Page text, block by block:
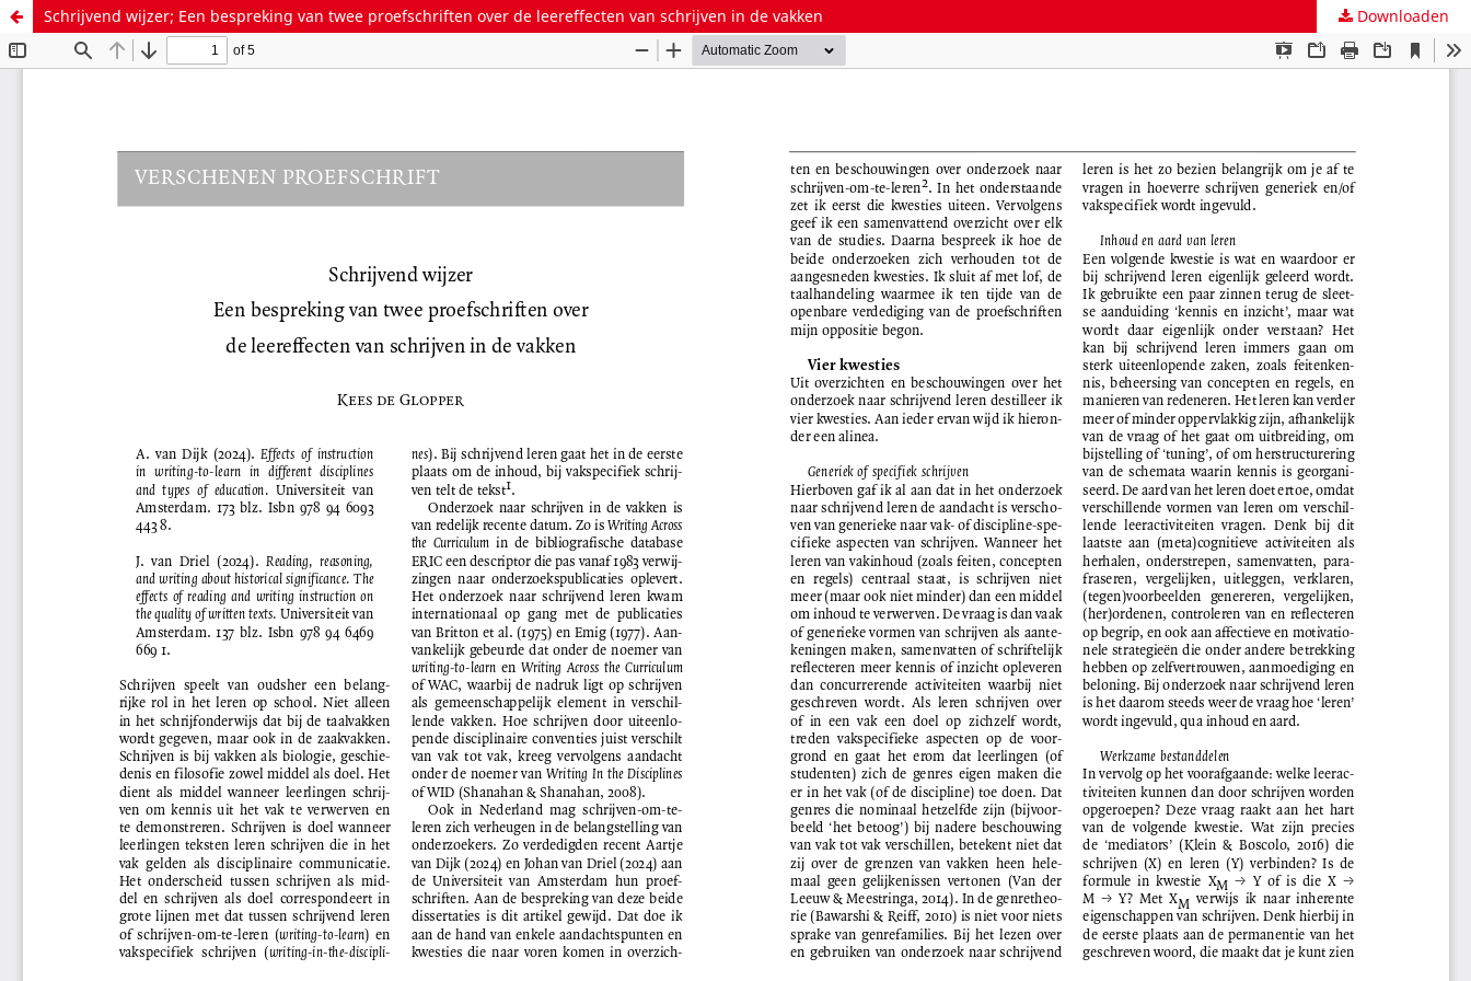
Schrijvend wijzer; Een bespreking van twee proefschriften over de leereffecten van schrijven in de vakken Downloaden